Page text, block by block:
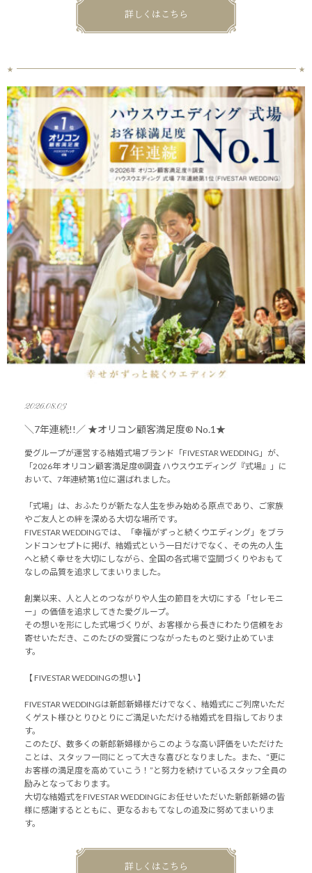
詳しくはこちら
2026.08.03
＼7年連続!!／ ★オリコン顧客満足度® No.1★
愛グループが運営する結婚式場ブランド「FIVESTAR WEDDING」が、
「2026年 オリコン顧客満足度®調査 ハウスウエディング『式場』」に
おいて、7年連続第1位に選ばれました。
「式場」は、おふたりが新たな人生を歩み始める原点であり、ご家族
やご友人との絆を深める大切な場所です。
FIVESTAR WEDDINGでは、「幸福がずっと続くウエディング」をブラ
ンドコンセプトに掲げ、結婚式という一日だけでなく、その先の人生
へと続く幸せを大切にしながら、全国の各式場で空間づくりやおもて
なしの品質を追求してまいりました。
創業以来、人と人とのつながりや人生の節目を大切にする「セレモニ
ー」の価値を追求してきた愛グループ。
その想いを形にした式場づくりが、お客様から長きにわたり信頼をお
寄せいただき、このたびの受賞につながったものと受け止めていま
す。
【 FIVESTAR WEDDINGの想い 】
FIVESTAR WEDDINGは新郎新婦様だけでなく、結婚式にご列席いただ
くゲスト様ひとりひとりにご満足いただける結婚式を目指しておりま
す。
このたび、数多くの新郎新婦様からこのような高い評価をいただけた
ことは、スタッフ一同にとって大きな喜びとなりました。また、“更に
お客様の満足度を高めていこう！”と努力を続けているスタッフ全員の
励みとなっております。
大切な結婚式をFIVESTAR WEDDINGにお任せいただいた新郎新婦の皆
様に感謝するとともに、更なるおもてなしの追及に努めてまいりま
す。
詳しくはこちら